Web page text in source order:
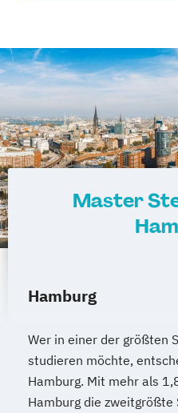
Master
Hamburg
Wer in einer der größten
studieren möchte,
Hamburg. Mit mehr als
Hamburg die zweitgrößte